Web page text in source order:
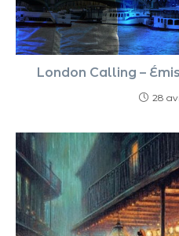
London Calling –
28